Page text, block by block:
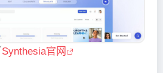
Synthesia官网